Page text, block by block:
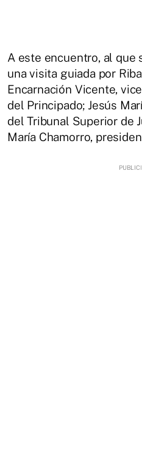
A este encuentro, al
una visita guiada por
Encarnación Vicente,
del Principado; Jesús
del Tribunal Superior de
María Chamorro,